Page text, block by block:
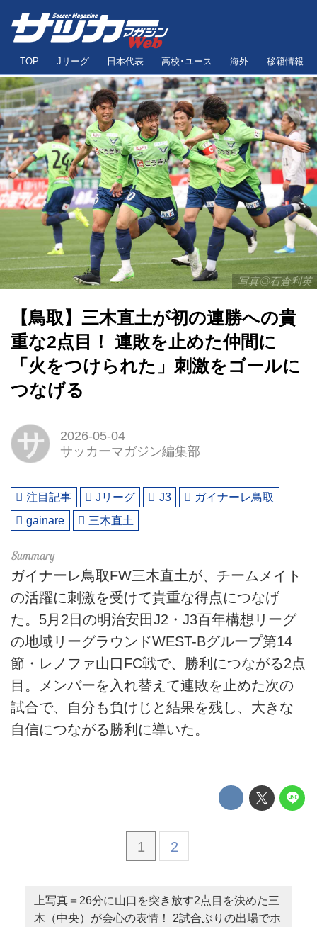
TOP Jリーグ 日本代表 高校･ユース 海外 移籍情報
写真◎石倉利英
【鳥取】三木直土が初の連勝への貴
重な2点目！ 連敗を止めた仲間に
「火をつけられた」刺激をゴールに
つなげる
サ
2026-05-04
サッカーマガジン編集部
注目記事 Jリーグ J3
ガイナーレ鳥取
gainare
三木直土
ガイナーレ鳥取FW三木直土が、チームメイト
の活躍に刺激を受けて貴重な得点につなげ
た。5月2日の明治安田J2・J3百年構想リーグ
の地域リーグラウンドWEST-Bグループ第14
節・レノファ山口FC戦で、勝利につながる2点
目。メンバーを入れ替えて連敗を止めた次の
試合で、自分も負けじと結果を残し、大きな
自信につながる勝利に導いた。
1 2
上写真＝26分に山口を突き放す2点目を決めた三
木（中央）が会心の表情！ 2試合ぶりの出場でホ